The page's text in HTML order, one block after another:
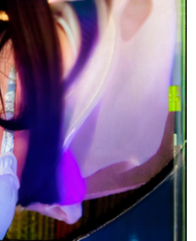
サイコーでした！！！！